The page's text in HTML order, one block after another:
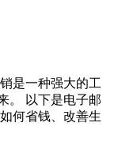
是一种强大的工
。 以下是电子邮
何省钱、改善生